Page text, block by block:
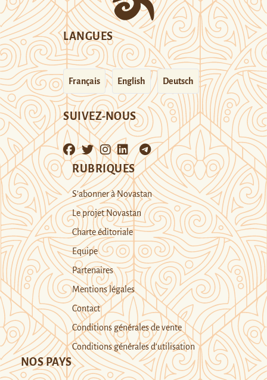
LANGUES
Français English Deutsch
SUIVEZ-NOUS
RUBRIQUES
S’abonner à Novastan
Le projet Novastan
Charte éditoriale
Equipe
Partenaires
Mentions légales
Contact
Conditions générales de vente
Conditions générales d’utilisation
NOS PAYS